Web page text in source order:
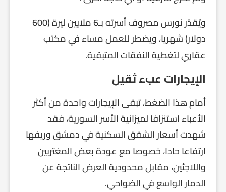
ويُقدّر نورس مصروف أسرته بـ6 ملايين ليرة (600
دولار) شهريا، ويضطر للعمل مساء في مكتب
عقاري لتغطية النفقات المتبقية.
الإيجارات عبء ثقيل
أمام هذا الضغط، تبقى الإيجارات واحدة من أكثر
الأعباء استنزافا لميزانية الأسر السورية، فقد
شهدت أسعار الشقق السكنية في دمشق وريفها
ارتفاعا حادا، خصوصا مع عودة بعض المغتربين
واللاجئين، مقابل محدودية العرض الناتجة عن
الدمار الواسع في الضواحي.